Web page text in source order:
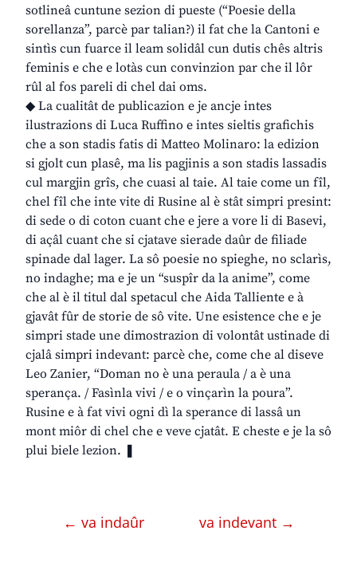
sotlineâ cuntune sezion di pueste (“Poesie della
sorellanza”, parcè par talian?) il fat che la Cantoni e
sintìs cun fuarce il leam solidâl cun dutis chês altris
feminis e che e lotàs cun convinzion par che il lôr
rûl al fos pareli di chel dai oms.
◆ La cualitât de publicazion e je ancje intes
ilustrazions di Luca Ruffino e intes sieltis grafichis
che a son stadis fatis di Matteo Molinaro: la edizion
si gjolt cun plasê, ma lis pagjinis a son stadis lassadis
cul margjin grîs, che cuasi al taie. Al taie come un fîl,
chel fîl che inte vite di Rusine al è stât simpri presint:
di sede o di coton cuant che e jere a vore li di Basevi,
di açâl cuant che si cjatave sierade daûr de filiade
spinade dal lager. La sô poesie no spieghe, no sclarìs,
no indaghe; ma e je un “suspîr da la anime”, come
che al è il titul dal spetacul che Aida Talliente e à
gjavât fûr de storie de sô vite. Une esistence che e je
simpri stade une dimostrazion di volontât ustinade di
cjalâ simpri indevant: parcè che, come che al diseve
Leo Zanier, “Doman no è una peraula / a è una
sperança. / Fasìnla vivi / e o vinçarìn la poura”.
Rusine e à fat vivi ogni dì la sperance di lassâ un
mont miôr di chel che e veve cjatât. E cheste e je la sô
plui biele lezion. ❚
← va indaûr va indevant →